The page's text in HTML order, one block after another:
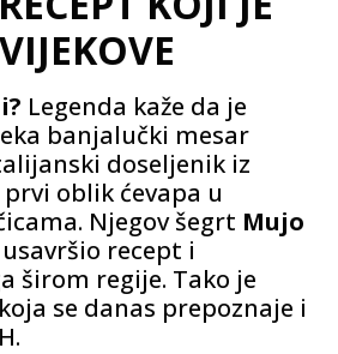
Legenda kaže da je
banjalučki mesar
doseljenik iz
oblik ćevapa u
Njegov šegrt Mujo
recept i
širom regije. Tako je
se danas prepoznaje i